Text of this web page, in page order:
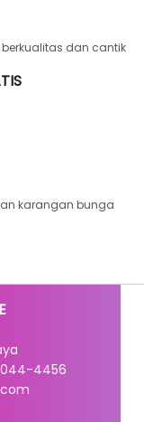
dan cantik
karangan bunga
4456